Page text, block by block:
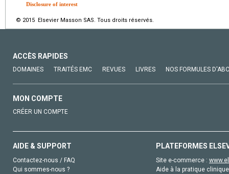
Disclosure of interest
© 2015 Elsevier Masson SAS. Tous droits réservés.
ACCÈS RAPIDES
DOMAINES TRAITÉS EMC REVUES LIVRES NOS FORMULES
MON COMPTE
CRÉER UN COMPTE
AIDE & SUPPORT
Contactez-nous / FAQ
Qui sommes-nous ?
PLATEFORMES
Site e-commerce :
Aide à la pratique